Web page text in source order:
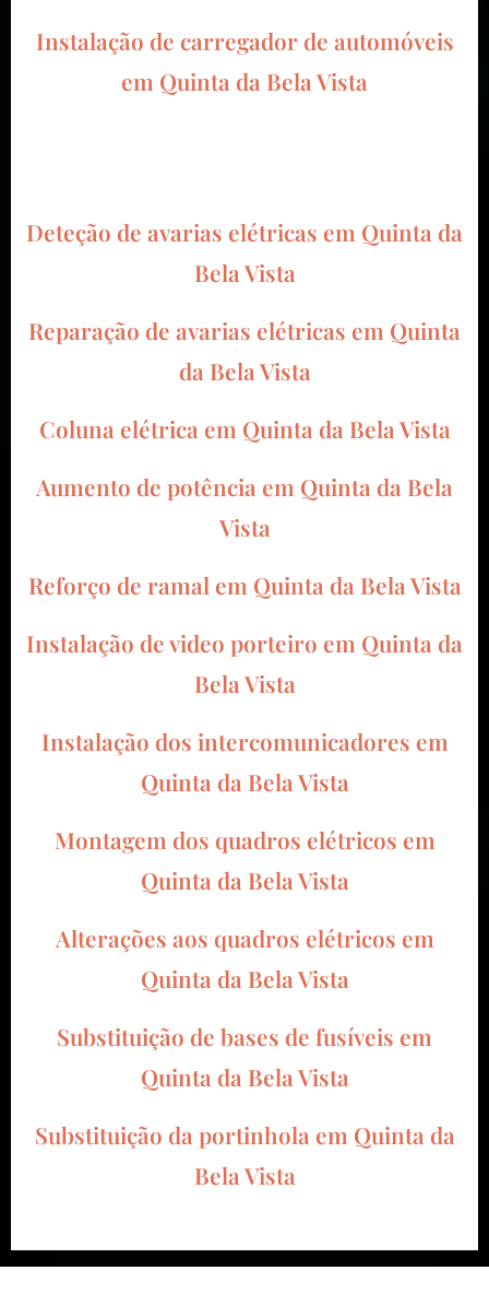
Instalação de carregador de automóveis
em Quinta da Bela Vista
Deteção de avarias elétricas em Quinta da
Bela Vista
Reparação de avarias elétricas em Quinta
da Bela Vista
Coluna elétrica em Quinta da Bela Vista
Aumento de potência em Quinta da Bela
Vista
Reforço de ramal em Quinta da Bela Vista
Instalação de video porteiro em Quinta da
Bela Vista
Instalação dos intercomunicadores em
Quinta da Bela Vista
Montagem dos quadros elétricos em
Quinta da Bela Vista
Alterações aos quadros elétricos em
Quinta da Bela Vista
Substituição de bases de fusíveis em
Quinta da Bela Vista
Substituição da portinhola em Quinta da
Bela Vista